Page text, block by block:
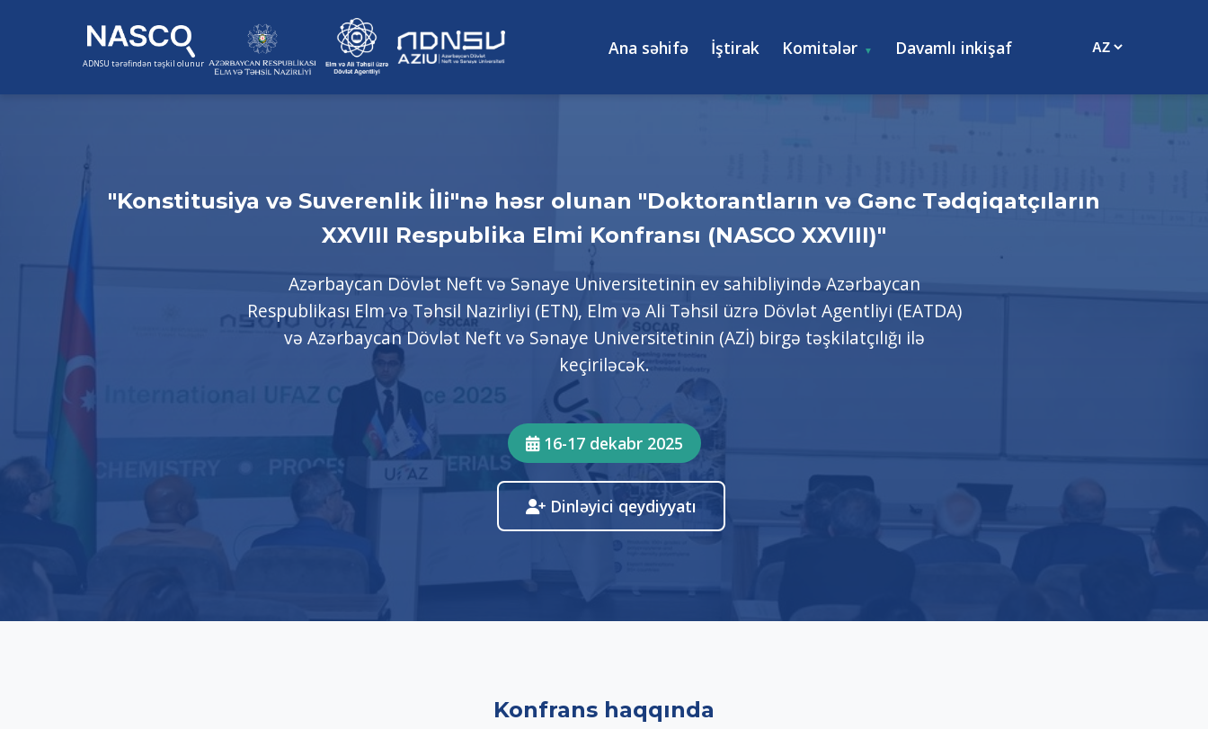
ADNSU tərəfindən təşkil olunur
Ana səhifə İştirak Komitələr Davamlı inkişaf
"Konstitusiya və Suverenlik İli"nə həsr olunan "Doktorantların və Gənc Tədqiqatçıların
XXVIII Respublika Elmi Konfransı (NASCO XXVIII)"
Azərbaycan Dövlət Neft və Sənaye Universitetinin ev sahibliyində Azərbaycan
Respublikası Elm və Təhsil Nazirliyi (ETN), Elm və Ali Təhsil üzrə Dövlət Agentliyi (EATDA)
və Azərbaycan Dövlət Neft və Sənaye Universitetinin (AZİ) birgə təşkilatçılığı ilə
keçiriləcək.
16-17 dekabr 2025
Dinləyici qeydiyyatı
Konfrans haqqında